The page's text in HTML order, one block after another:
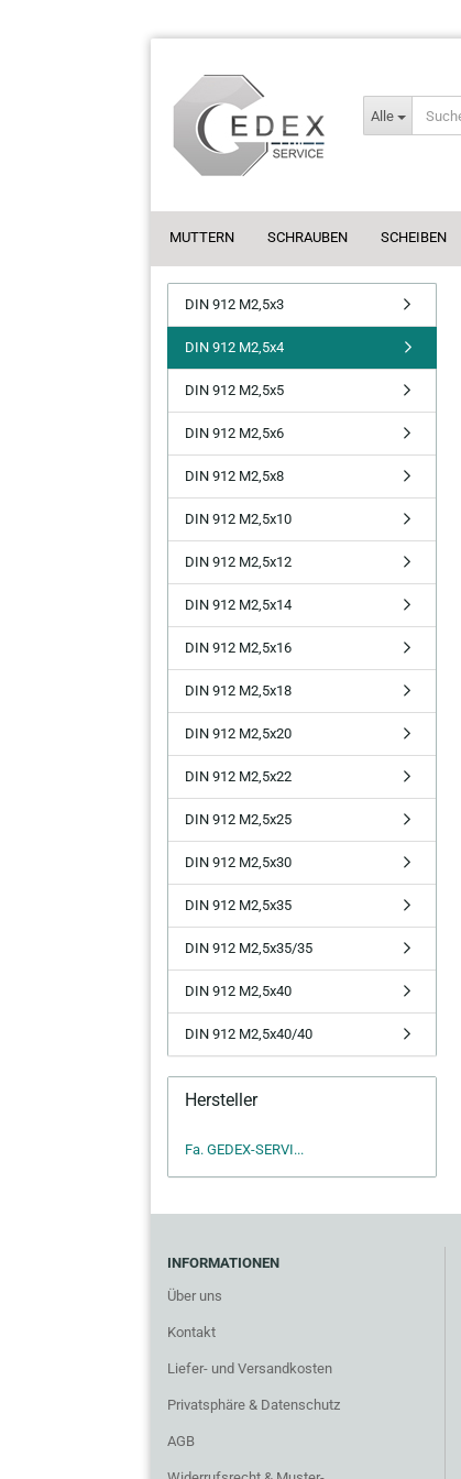
Alle
MUTTERN SCHRAUBEN SCHEIBEN
DIN 912 M2,5x3
DIN 912 M2,5x4
DIN 912 M2,5x5
DIN 912 M2,5x6
DIN 912 M2,5x8
DIN 912 M2,5x10
DIN 912 M2,5x12
DIN 912 M2,5x14
DIN 912 M2,5x16
DIN 912 M2,5x18
DIN 912 M2,5x20
DIN 912 M2,5x22
DIN 912 M2,5x25
DIN 912 M2,5x30
DIN 912 M2,5x35
DIN 912 M2,5x35/35
DIN 912 M2,5x40
DIN 912 M2,5x40/40
Hersteller
Fa. GEDEX-SERVI...
INFORMATIONEN
Über uns
Kontakt
Liefer- und Versandkosten
Privatsphäre & Datenschutz
AGB